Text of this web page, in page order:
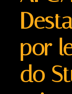
por
do